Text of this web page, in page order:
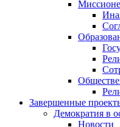
Завершенные
Демократия в
Новости